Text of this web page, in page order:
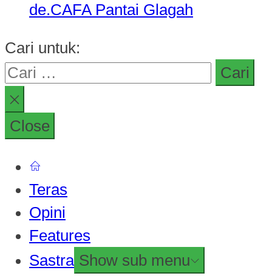
de.CAFA Pantai Glagah
Cari untuk:
Close
Teras
Opini
Features
Sastra Show sub menu